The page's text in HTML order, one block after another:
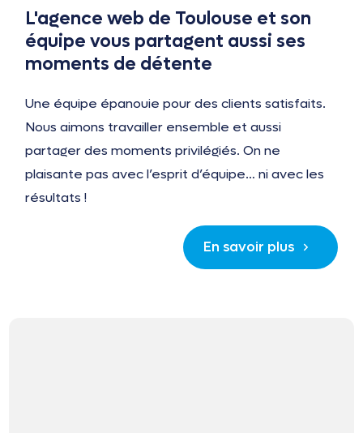
L'agence web de Toulouse et son
équipe vous partagent aussi ses
moments de détente
Une équipe épanouie pour des clients satisfaits.
Nous aimons travailler ensemble et aussi
partager des moments privilégiés. On ne
plaisante pas avec l’esprit d’équipe… ni avec les
résultats !
En savoir plus